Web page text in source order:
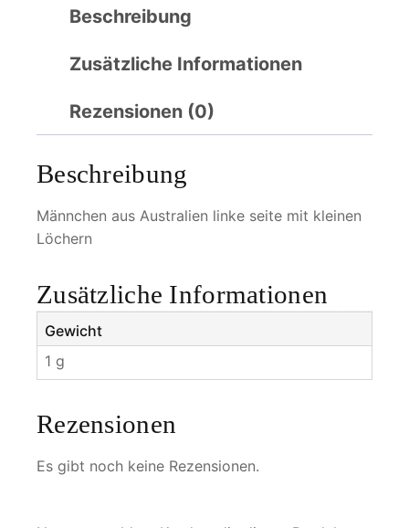
Beschreibung
Zusätzliche Informationen
Rezensionen (0)
Beschreibung
Männchen aus Australien linke seite mit kleinen
Löchern
Zusätzliche Informationen
Gewicht
1 g
Rezensionen
Es gibt noch keine Rezensionen.